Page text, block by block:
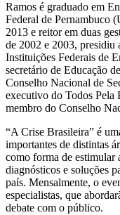
Ramos é graduado em
Federal de Pernambuco
2013 e reitor em duas
de 2002 e 2003, presidiu
Instituições Federais de
secretário de Educação
Conselho Nacional de
executivo do Todos Pela
membro do Conselho
“A Crise Brasileira” é
importantes de distintas
como forma de estimular
diagnósticos e soluções
país. Mensalmente, o
especialistas, que
debate com o público.